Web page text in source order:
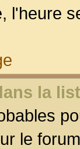
l'heure
la
le